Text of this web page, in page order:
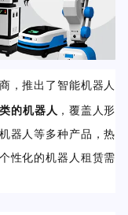
，推出了智能机器人
的机器人 ，覆盖人形
器人等多种产品，热
性化的机器人租赁需